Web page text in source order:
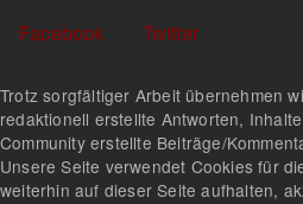
Facebook
Twitter
Trotz sorgfältiger Arbeit übernehmen
redaktionell erstellte Antworten,
Community erstellte Beiträge/
Unsere Seite verwendet Cookies für
weiterhin auf dieser Seite aufhalten,